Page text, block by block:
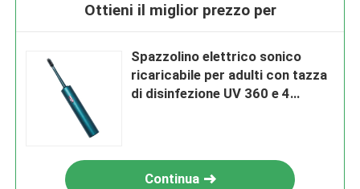
Ottieni il miglior prezzo per
Spazzolino elettrico sonico
ricaricabile per adulti con tazza
di disinfezione UV 360 e 4
Continua